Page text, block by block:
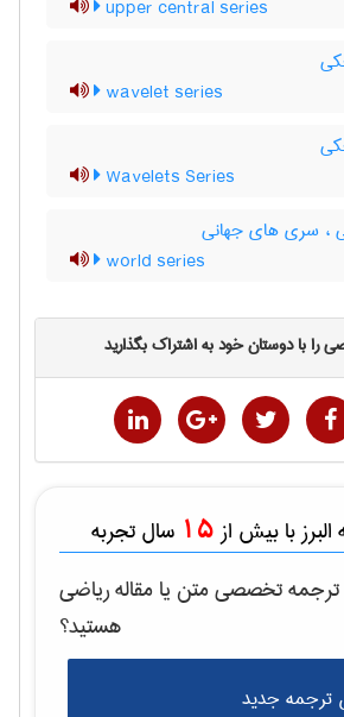
upper central series
wavelet series
Wavelets Series
، سری های جهانی
world series
را با دوستان خود به اشتراک بگذارید
با بیش از 15 سال تجربه
ترجمه تخصصی متن یا مقالهرياضی
هستید؟
جدید